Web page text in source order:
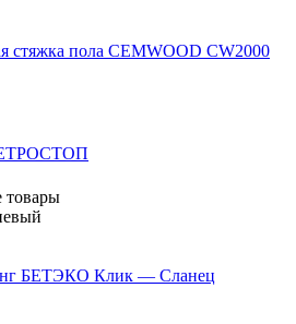
стяжка пола CEMWOOD CW2000
товары
БЕТЭКО Клик — Сланец